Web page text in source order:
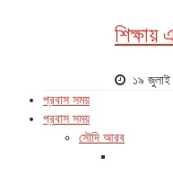
শিক্ষায়
১৯
প্রবাস সময়
প্রবাস সময়
সৌদি আরব